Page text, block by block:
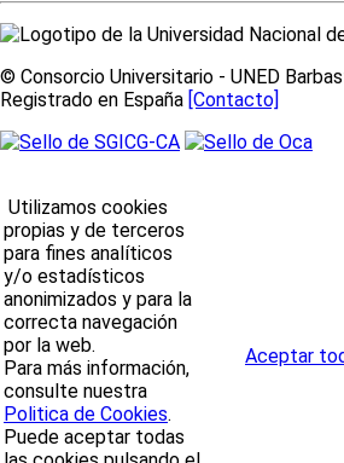
© Consorcio Universitario - UNED
Registrado en España [Contacto]
Utilizamos cookies
propias y de terceros
para fines analíticos
y/o estadísticos
anonimizados y para la
correcta navegación
por la web.
Para más información,
consulte nuestra
Politica de Cookies.
Puede aceptar todas
Aceptar